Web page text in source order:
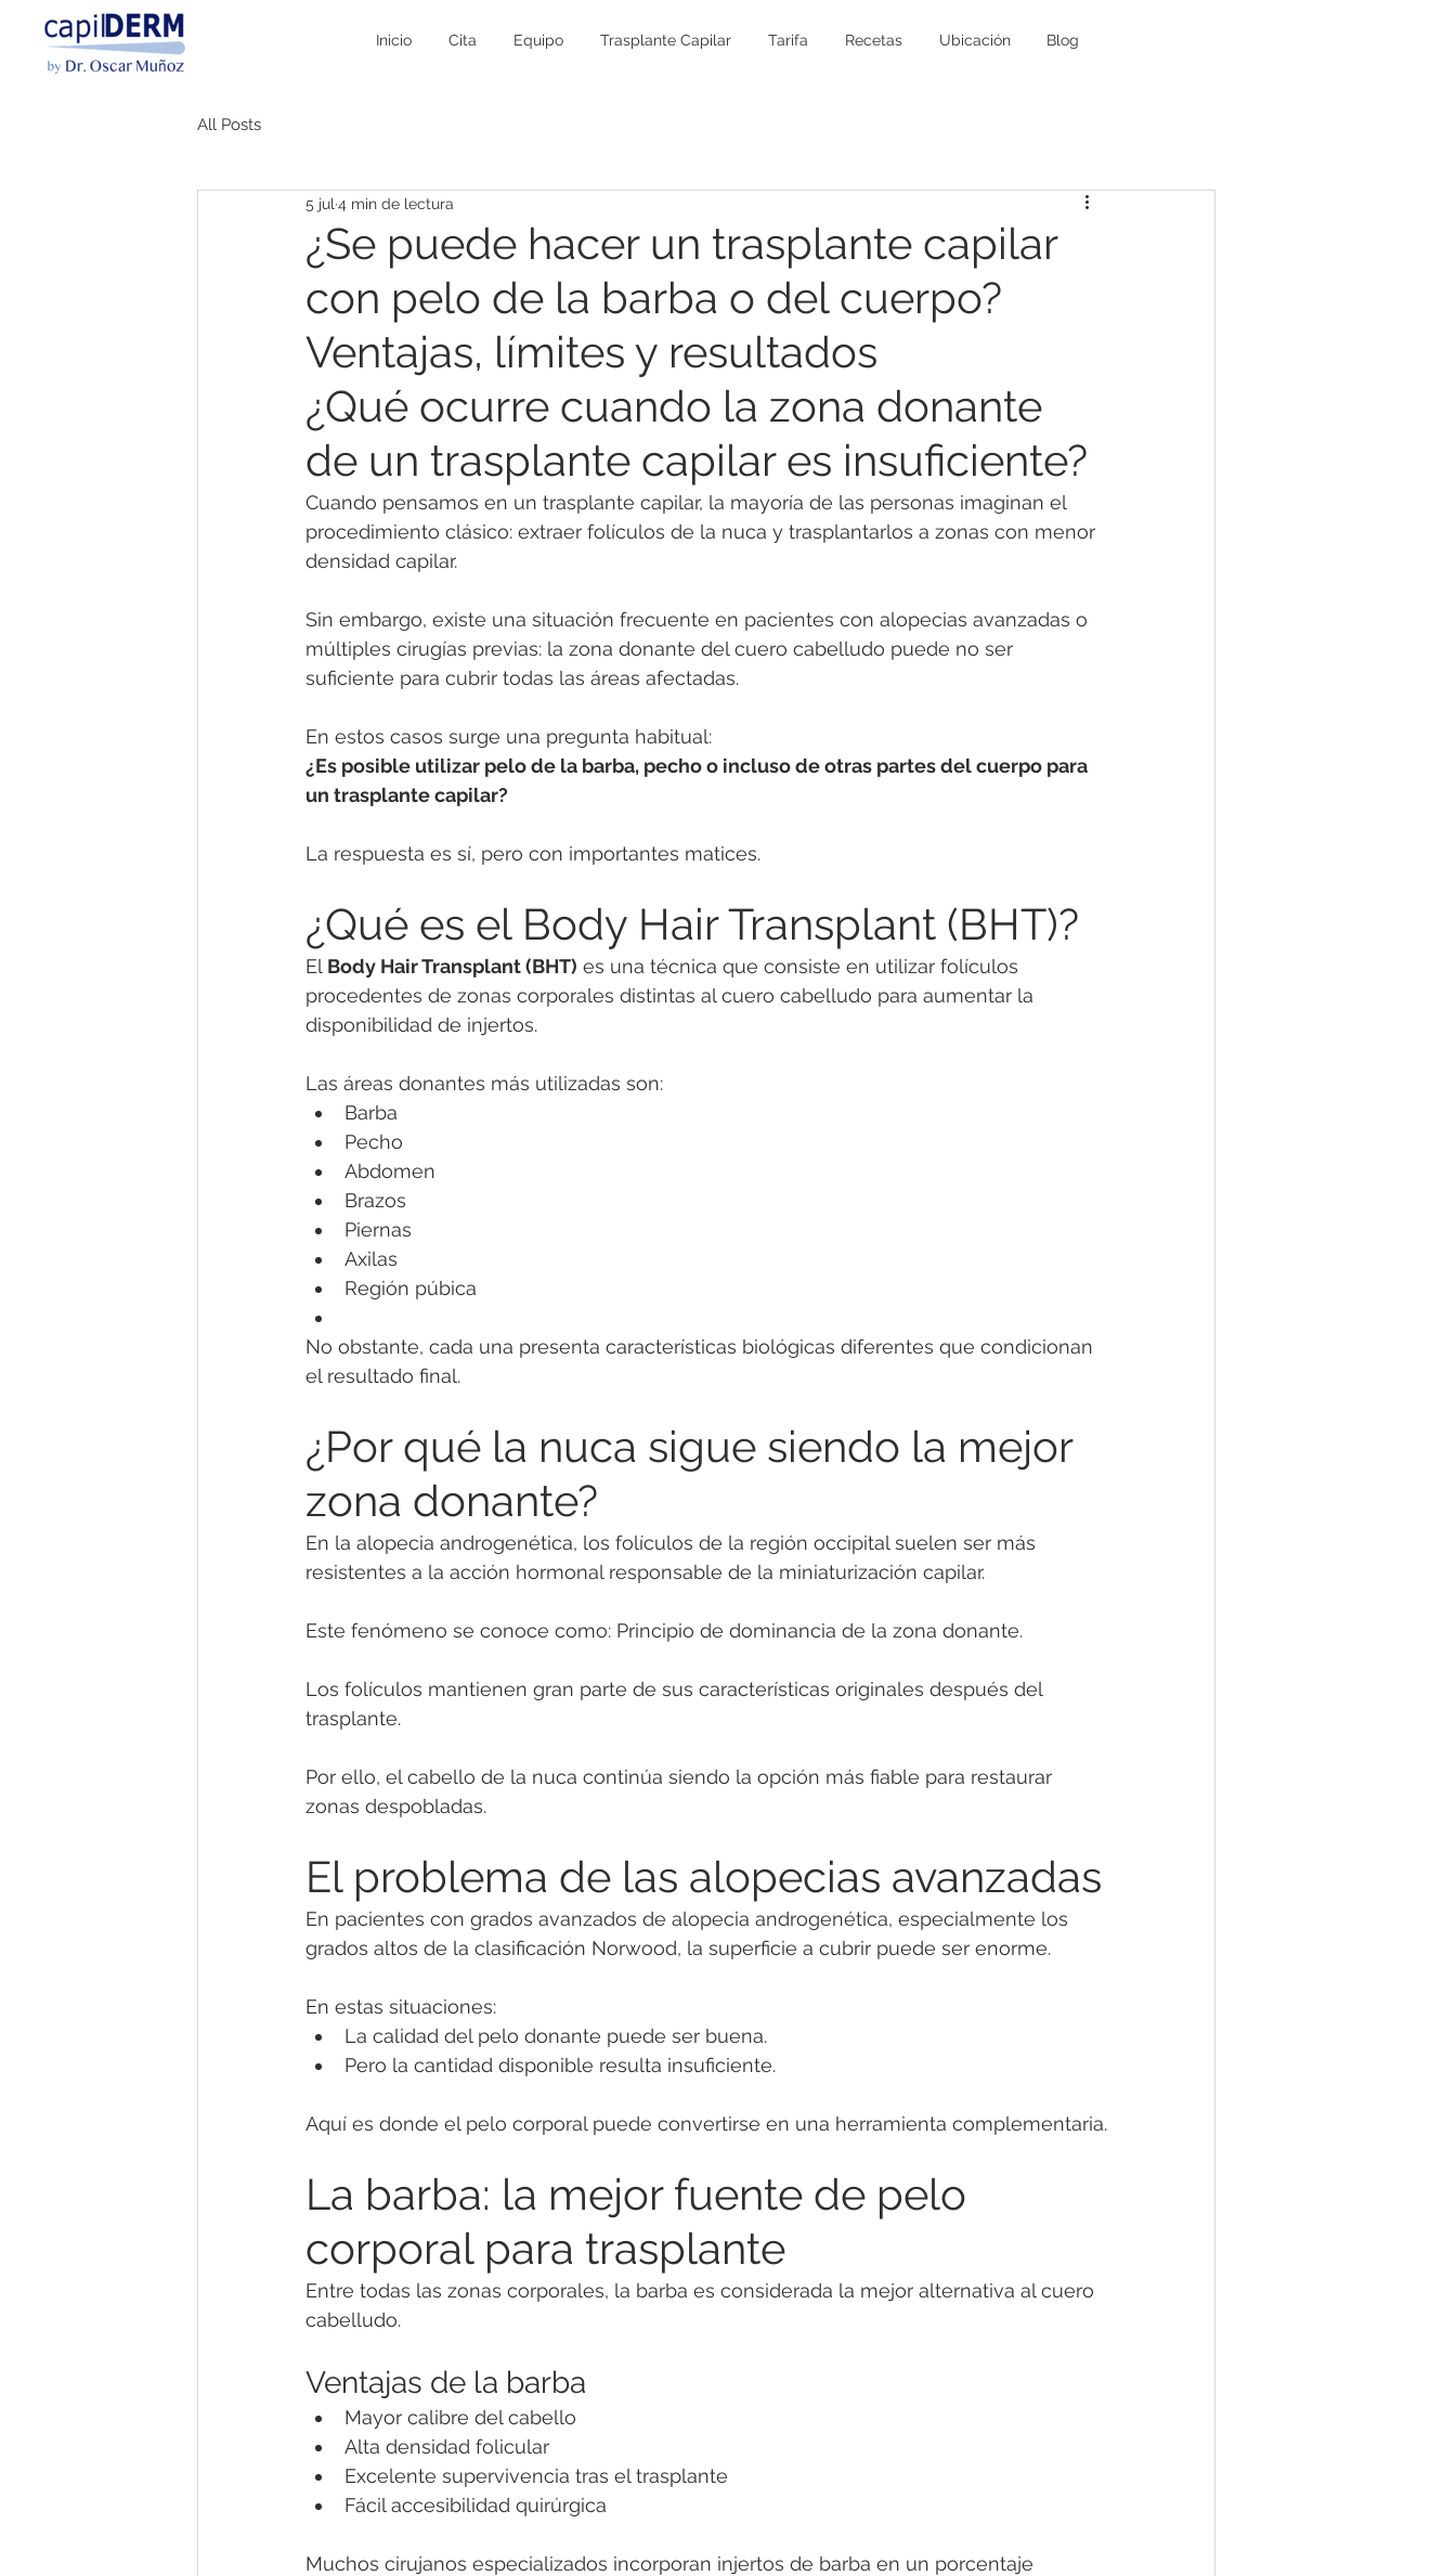
Inicio Cita Equipo Trasplante Capilar Tarifa Recetas Ubicación Blog
All Posts
¿Se puede hacer un trasplante capilar
con pelo de la barba o del cuerpo?
Ventajas, límites y resultados
5 jul 4 min de lectura
¿Qué ocurre cuando la zona donante
de un trasplante capilar es insuficiente?
Cuando pensamos en un trasplante capilar, la mayoría de las personas imaginan el
procedimiento clásico: extraer folículos de la nuca y trasplantarlos a zonas con menor
densidad capilar.
Sin embargo, existe una situación frecuente en pacientes con alopecias avanzadas o
múltiples cirugías previas: la zona donante del cuero cabelludo puede no ser
suficiente para cubrir todas las áreas afectadas.
En estos casos surge una pregunta habitual:
¿Es posible utilizar pelo de la barba, pecho o incluso de otras partes del cuerpo para
un trasplante capilar?
La respuesta es sí, pero con importantes matices.
¿Qué es el Body Hair Transplant (BHT)?
El Body Hair Transplant (BHT) es una técnica que consiste en utilizar folículos
procedentes de zonas corporales distintas al cuero cabelludo para aumentar la
disponibilidad de injertos.
Las áreas donantes más utilizadas son:
Barba
Pecho
Abdomen
Brazos
Piernas
Axilas
Región púbica
No obstante, cada una presenta características biológicas diferentes que condicionan
el resultado final.
¿Por qué la nuca sigue siendo la mejor
zona donante?
En la alopecia androgenética, los folículos de la región occipital suelen ser más
resistentes a la acción hormonal responsable de la miniaturización capilar.
Este fenómeno se conoce como: Principio de dominancia de la zona donante.
Los folículos mantienen gran parte de sus características originales después del
trasplante.
Por ello, el cabello de la nuca continúa siendo la opción más fiable para restaurar
zonas despobladas.
El problema de las alopecias avanzadas
En pacientes con grados avanzados de alopecia androgenética, especialmente los
grados altos de la clasificación Norwood, la superficie a cubrir puede ser enorme.
En estas situaciones:
La calidad del pelo donante puede ser buena.
Pero la cantidad disponible resulta insuficiente.
Aquí es donde el pelo corporal puede convertirse en una herramienta complementaria.
La barba: la mejor fuente de pelo
corporal para trasplante
Entre todas las zonas corporales, la barba es considerada la mejor alternativa al cuero
cabelludo.
Ventajas de la barba
Mayor calibre del cabello
Alta densidad folicular
Excelente supervivencia tras el trasplante
Fácil accesibilidad quirúrgica
Muchos cirujanos especializados incorporan injertos de barba en un porcentaje